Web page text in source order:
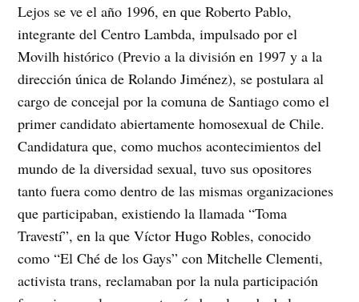
Lejos se ve el año 1996, en que Roberto Pablo,
integrante del Centro Lambda, impulsado por el
Movilh histórico (Previo a la división en 1997 y a la
dirección única de Rolando Jiménez), se postulara al
cargo de concejal por la comuna de Santiago como el
primer candidato abiertamente homosexual de Chile.
Candidatura que, como muchos acontecimientos del
mundo de la diversidad sexual, tuvo sus opositores
tanto fuera como dentro de las mismas organizaciones
que participaban, existiendo la llamada “Toma
Travestí”, en la que Víctor Hugo Robles, conocido
como “El Ché de los Gays” con Mitchelle Clementi,
activista trans, reclamaban por la nula participación